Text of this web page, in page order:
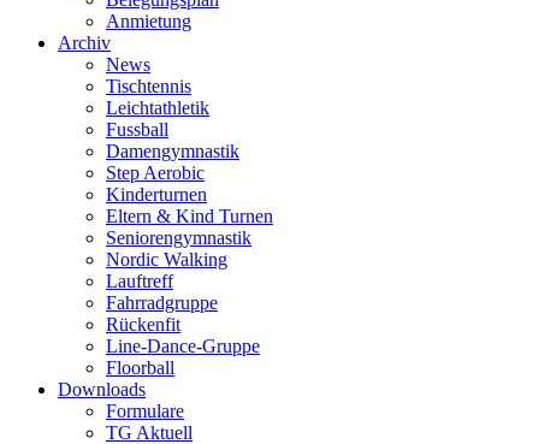
Anmietung
Archiv
News
Tischtennis
Leichtathletik
Fussball
Damengymnastik
Step Aerobic
Kinderturnen
Eltern & Kind Turnen
Seniorengymnastik
Nordic Walking
Lauftreff
Fahrradgruppe
Rückenfit
Line-Dance-Gruppe
Floorball
Downloads
Formulare
TG Aktuell